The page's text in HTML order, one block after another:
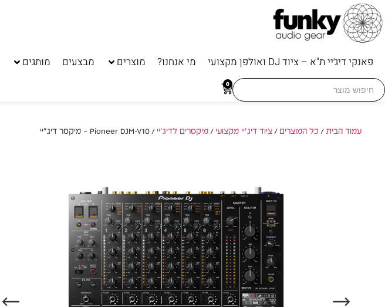
פאנקי דיג׳יי ת"א – ציוד DJ ואולפן מקצועי מי אנחנו? מוצרים מבצעים מותגים
Search
for:
0
עמוד הבית/ כל המוצרים /ציוד דיג'יי מקצועי /מיקסרים לדיג'יי / Pioneer DJM-V10 – מיקסר דיג׳יי